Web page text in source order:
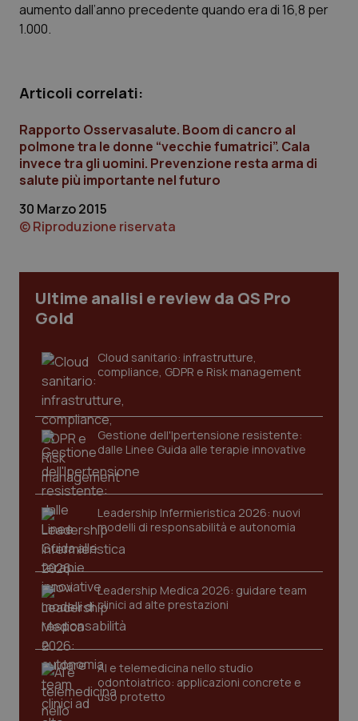
aumento dall’anno precedente quando era di 16,8 per
1.000.
Articoli correlati:
Rapporto Osservasalute. Boom di cancro al
polmone tra le donne “vecchie fumatrici”. Cala
invece tra gli uomini. Prevenzione resta arma di
salute più importante nel futuro
30 Marzo 2015
© Riproduzione riservata
Ultime analisi e review da QS Pro
Gold
Cloud sanitario: infrastrutture,
compliance, GDPR e Risk management
Gestione dell'Ipertensione resistente:
dalle Linee Guida alle terapie innovative
Leadership Infermieristica 2026: nuovi
modelli di responsabilità e autonomia
Leadership Medica 2026: guidare team
clinici ad alte prestazioni
AI e telemedicina nello studio
odontoiatrico: applicazioni concrete e
uso protetto